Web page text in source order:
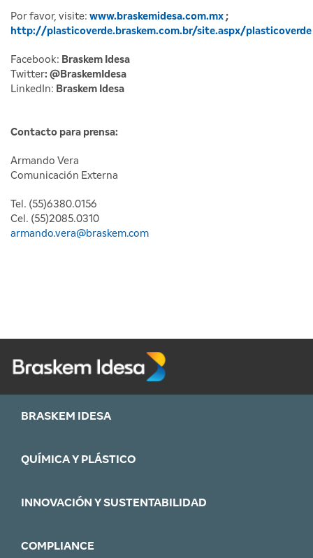
Por favor, visite: www.braskemidesa.com.mx ;
http://plasticoverde.braskem.com.br/site.aspx/plasticoverde
Facebook: Braskem Idesa
Twitter: @BraskemIdesa
LinkedIn: Braskem Idesa
Contacto para prensa:
Armando Vera
Comunicación Externa
Tel. (55)6380.0156
Cel. (55)2085.0310
armando.vera@braskem.com
BRASKEM IDESA
QUÍMICA Y PLÁSTICO
INNOVACIÓN Y SUSTENTABILIDAD
COMPLIANCE